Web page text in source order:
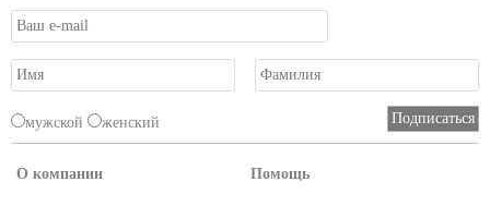
мужской женский
О компании Помощь